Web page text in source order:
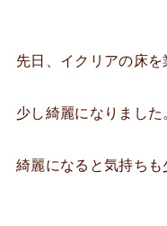
先日、イクリアの床を
少し綺麗になりました
綺麗になると気持ちも